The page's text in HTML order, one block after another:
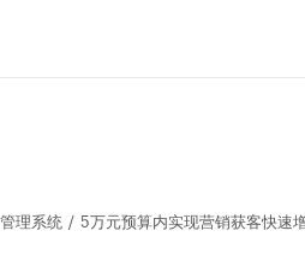
理系统 / 5万元预算内实现营销获客快速